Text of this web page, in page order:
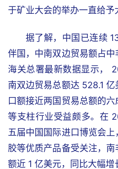
于矿业大会的举办一直给予
据了解，中国已连续
伴国，中南双边贸易额占中
海关总署最新数据显示，
南双边贸易总额达 528.1
口额接近两国贸易总额的
等支柱行业受益颇多。在
五届中国国际进口博览会
胶等优质产品备受关注，
额近 1 亿美元，同比大幅增